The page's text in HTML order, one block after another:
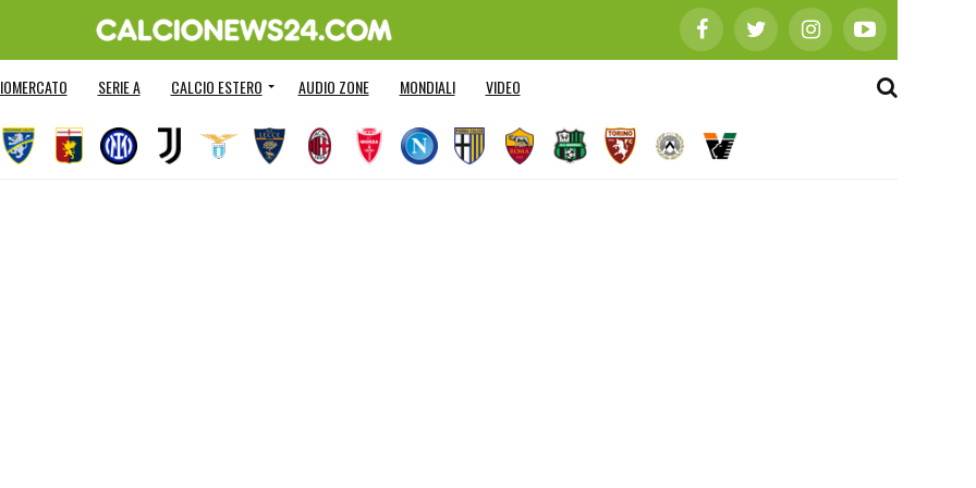
SERIE A CALCIO ESTERO AUDIO ZONE MONDIALI VIDEO